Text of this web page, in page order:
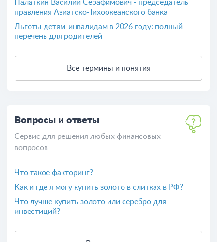
Палаткин Василий Серафимович - председатель
правления Азиатско-Тихоокеанского банка
Льготы детям-инвалидам в 2026 году: полный
перечень для родителей
Все термины и понятия
Вопросы и ответы
Сервис для решения любых финансовых
вопросов
Что такое факторинг?
Как и где я могу купить золото в слитках в РФ?
Что лучше купить золото или серебро для
инвестиций?